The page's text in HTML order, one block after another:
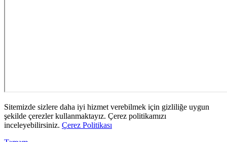
Sitemizde sizlere daha iyi hizmet verebilmek için gizliliğe uygun
şekilde çerezler kullanmaktayız. Çerez politikamızı
inceleyebilirsiniz. Çerez Politikası